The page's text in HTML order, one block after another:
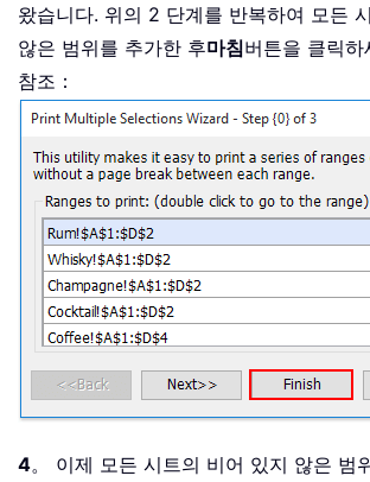
왔습니다. 위의 2 단계를 반복하여 모든
않은 범위를 추가한 후마침버튼을 클릭
참조：
4。 이제 모든 시트의 비어 있지 않은 범